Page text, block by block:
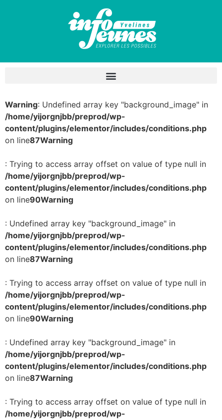
Warning: Undefined array key "background_image" in
/home/yijorgnjbb/preprod/wp-
content/plugins/elementor/includes/conditions.php
on line87Warning
: Trying to access array offset on value of type null in
/home/yijorgnjbb/preprod/wp-
content/plugins/elementor/includes/conditions.php
on line90Warning
: Undefined array key "background_image" in
/home/yijorgnjbb/preprod/wp-
content/plugins/elementor/includes/conditions.php
on line87Warning
: Trying to access array offset on value of type null in
/home/yijorgnjbb/preprod/wp-
content/plugins/elementor/includes/conditions.php
on line90Warning
: Undefined array key "background_image" in
/home/yijorgnjbb/preprod/wp-
content/plugins/elementor/includes/conditions.php
on line87Warning
: Trying to access array offset on value of type null in
/home/yijorgnjbb/preprod/wp-